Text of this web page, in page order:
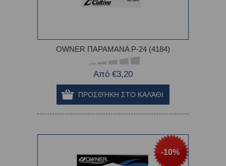
OWNER ΠΑΡΑΜΑΝΑ P-24 (4184)
Από €3,20
-10%